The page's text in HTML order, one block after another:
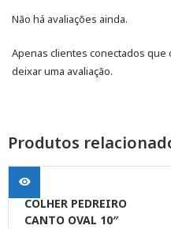
Não há avaliações ainda.
Apenas clientes conectados
deixar uma avaliação.
Produtos
COLHER PEDREIRO
CANTO OVAL 10″